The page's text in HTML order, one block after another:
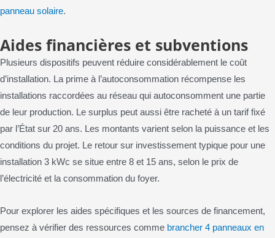
panneau solaire.
Aides financières et subventions
Plusieurs dispositifs peuvent réduire considérablement le coût
d’installation. La prime à l’autoconsommation récompense les
installations raccordées au réseau qui autoconsomment une partie
de leur production. Le surplus peut aussi être racheté à un tarif fixé
par l’État sur 20 ans. Les montants varient selon la puissance et les
conditions du projet. Le retour sur investissement typique pour une
installation 3 kWc se situe entre 8 et 15 ans, selon le prix de
l’électricité et la consommation du foyer.
Pour explorer les aides spécifiques et les sources de financement,
pensez à vérifier des ressources comme brancher 4 panneaux en